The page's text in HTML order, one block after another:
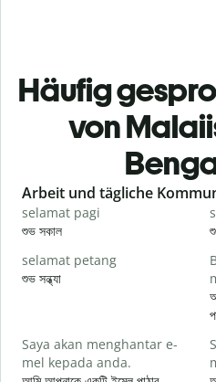
Häufig
von
Slide 1 of 6
Arbeit und tägliche
selamat pagi
শুভ সকাল
selamat petang
শুভ সন্ধ্যা
Saya akan menghantar e-
mel kepada anda.